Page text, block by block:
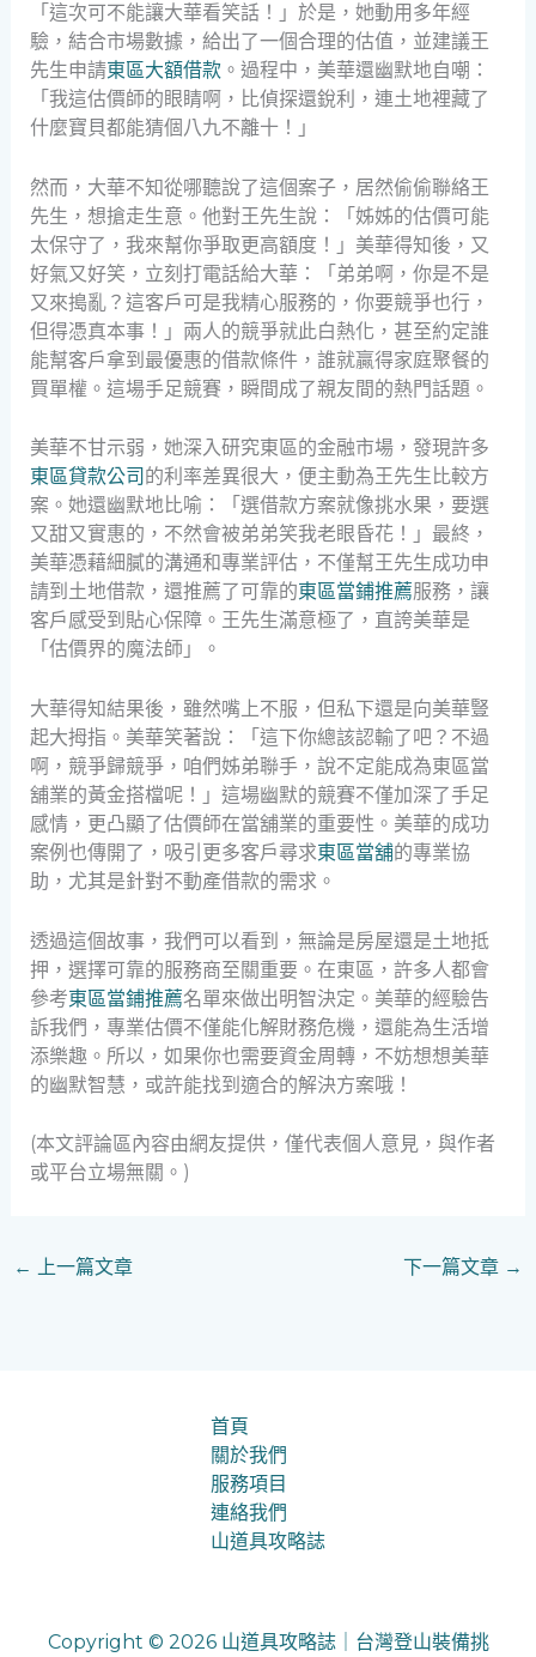
「這次可不能讓大華看笑話！」於是，她動用多年經
驗，結合市場數據，給出了一個合理的估值，並建議王
先生申請東區大額借款。過程中，美華還幽默地自嘲：
「我這估價師的眼睛啊，比偵探還銳利，連土地裡藏了
什麼寶貝都能猜個八九不離十！」
然而，大華不知從哪聽說了這個案子，居然偷偷聯絡王
先生，想搶走生意。他對王先生說：「姊姊的估價可能
太保守了，我來幫你爭取更高額度！」美華得知後，又
好氣又好笑，立刻打電話給大華：「弟弟啊，你是不是
又來搗亂？這客戶可是我精心服務的，你要競爭也行，
但得憑真本事！」兩人的競爭就此白熱化，甚至約定誰
能幫客戶拿到最優惠的借款條件，誰就贏得家庭聚餐的
買單權。這場手足競賽，瞬間成了親友間的熱門話題。
美華不甘示弱，她深入研究東區的金融市場，發現許多
東區貸款公司 的利率差異很大，便主動為王先生比較方
案。她還幽默地比喻：「選借款方案就像挑水果，要選
又甜又實惠的，不然會被弟弟笑我老眼昏花！」最終，
美華憑藉細膩的溝通和專業評估，不僅幫王先生成功申
請到土地借款，還推薦了可靠的東區當鋪推薦服務，讓
客戶感受到貼心保障。王先生滿意極了，直誇美華是
「估價界的魔法師」。
大華得知結果後，雖然嘴上不服，但私下還是向美華豎
起大拇指。美華笑著說：「這下你總該認輸了吧？不過
啊，競爭歸競爭，咱們姊弟聯手，說不定能成為東區當
舖業的黃金搭檔呢！」這場幽默的競賽不僅加深了手足
感情，更凸顯了估價師在當舖業的重要性。美華的成功
案例也傳開了，吸引更多客戶尋求東區當舖的專業協
助，尤其是針對不動產借款的需求。
透過這個故事，我們可以看到，無論是房屋還是土地抵
押，選擇可靠的服務商至關重要。在東區，許多人都會
參考東區當鋪推薦名單來做出明智決定。美華的經驗告
訴我們，專業估價不僅能化解財務危機，還能為生活增
添樂趣。所以，如果你也需要資金周轉，不妨想想美華
的幽默智慧，或許能找到適合的解決方案哦！
(本文評論區內容由網友提供，僅代表個人意見，與作者
或平台立場無關。)
← 上一篇文章 下一篇文章 →
首頁
關於我們
服務項目
連絡我們
山道具攻略誌
Copyright © 2026 山道具攻略誌｜台灣登山裝備挑